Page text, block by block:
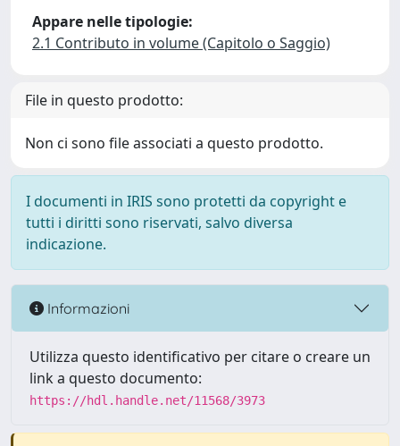
Appare nelle tipologie:
2.1 Contributo in volume (Capitolo o Saggio)
File in questo prodotto:
Non ci sono file associati a questo prodotto.
I documenti in IRIS sono protetti da copyright e
tutti i diritti sono riservati, salvo diversa
indicazione.
Informazioni
Utilizza questo identificativo per citare o creare un
link a questo documento:
https://hdl.handle.net/11568/3973